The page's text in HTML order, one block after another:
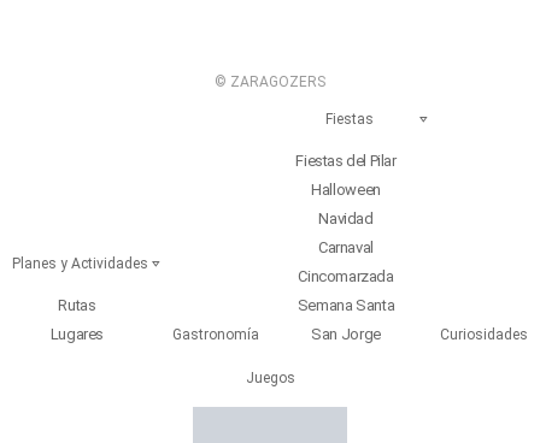
© ZARAGOZERS
Planes y Actividades
Rutas
Lugares
Gastronomía
Fiestas
Fiestas del Pilar
Halloween
Navidad
Carnaval
Cincomarzada
Semana Santa
San Jorge
Curiosidades
Juegos